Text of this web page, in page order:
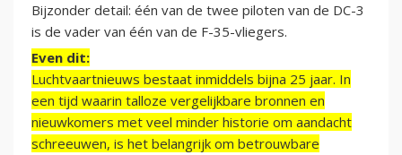
Bijzonder detail: één van de twee piloten van de DC-3
is de vader van één van de F-35-vliegers.
Even dit:
Luchtvaartnieuws bestaat inmiddels bijna 25 jaar. In
een tijd waarin talloze vergelijkbare bronnen en
nieuwkomers met veel minder historie om aandacht
schreeuwen, is het belangrijk om betrouwbare